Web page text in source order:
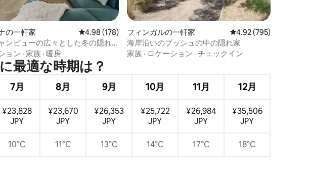
中4.98つ星の平均評価
の一軒家 レビュー178件、5つ星中4.98つ星の平均評価
4.98 (178)
ンビューの広々とした冬の隠れ
ョン · 家族 · 暖房
フィンガルの一軒家 レビュー795件、5つ
4.92 (795)
海岸沿いのブッシュの中の隠れ家
家族 · ロケーション · チェックイン
最⁠適⁠な時⁠期⁠は⁠？
7月 8月 9月 10月 11月 12月
¥23,828
JPY
¥23,670
JPY
¥26,353
JPY
¥25,722
JPY
¥26,984
JPY
¥35,506
JPY
10°C 11°C 13°C 14°C 17°C 18°C